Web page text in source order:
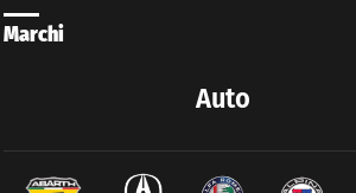
Marchi
Auto